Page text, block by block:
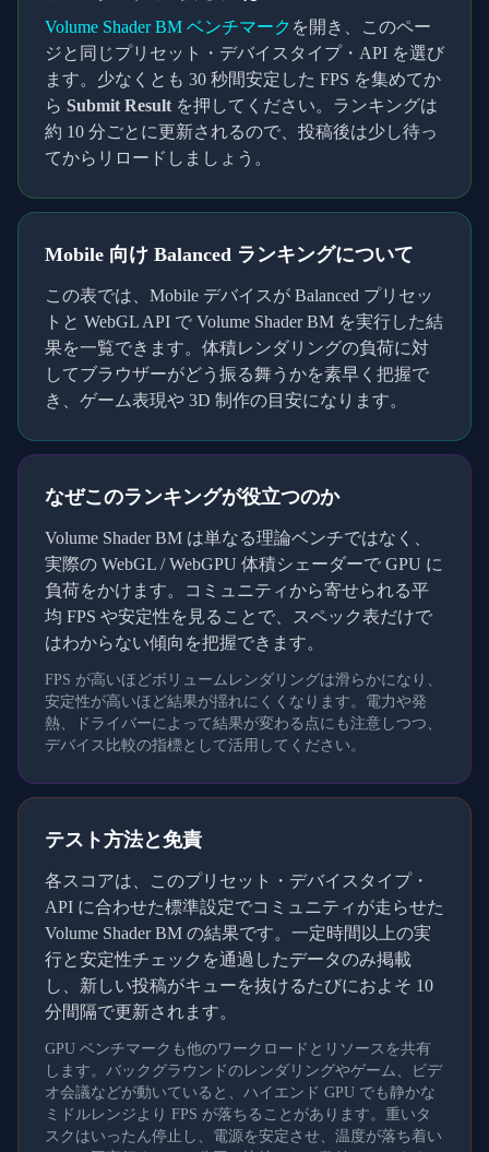
Volume Shader BM ベンチマーク を開き、このペー
ジと同じプリセット・デバイスタイプ・API を選び
ます。少なくとも 30 秒間安定した FPS を集めてか
ら Submit Result を押してください。ランキングは
約 10 分ごとに更新されるので、投稿後は少し待っ
てからリロードしましょう。
Mobile 向け Balanced ランキングについて
この表では、 Mobile デバイスが Balanced プリセッ
トと WebGL API で Volume Shader BM を実行した結
果を一覧できます。体積レンダリングの負荷に対
してブラウザーがどう振る舞うかを素早く把握で
き、ゲーム表現や 3D 制作の目安になります。
なぜこのランキングが役立つのか
Volume Shader BM は単なる理論ベンチではなく、
実際の WebGL / WebGPU 体積シェーダーで GPU に
負荷をかけます。コミュニティから寄せられる平
均 FPS や安定性を見ることで、スペック表だけで
はわからない傾向を把握できます。
FPS が高いほどボリュームレンダリングは滑らかになり、
安定性が高いほど結果が揺れにくくなります。電力や発
熱、ドライバーによって結果が変わる点にも注意しつつ、
デバイス比較の指標として活用してください。
テスト方法と免責
各スコアは、このプリセット・デバイスタイプ・
API に合わせた標準設定でコミュニティが走らせた
Volume Shader BM の結果です。一定時間以上の実
行と安定性チェックを通過したデータのみ掲載
し、新しい投稿がキューを抜けるたびにおよそ 10
分間隔で更新されます。
GPU ベンチマークも他のワークロードとリソースを共有
します。バックグラウンドのレンダリングやゲーム、ビデ
オ会議などが動いていると、ハイエンド GPU でも静かな
ミドルレンジより FPS が落ちることがあります。重いタ
スクはいったん停止し、電源を安定させ、温度が落ち着い